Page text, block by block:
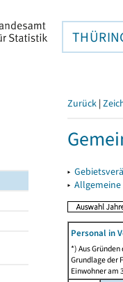
Zurück |
▸
▸
Personal in
*) Aus
Grundlage der
Einwohner am